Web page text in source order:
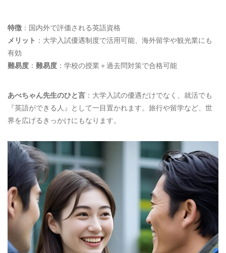
特徴 ：国内外で評価される英語資格
メリット ：大学入試優遇制度で活用可能、海外留学や観光業にも
有効
難易度 ： 難易度 ：学校の授業＋過去問対策で合格可能
あべちゃん先生のひと言 ：大学入試の優遇だけでなく、就活でも
『英語ができる人』として一目置かれます。旅行や留学など、世
界を広げるきっかけにもなります。